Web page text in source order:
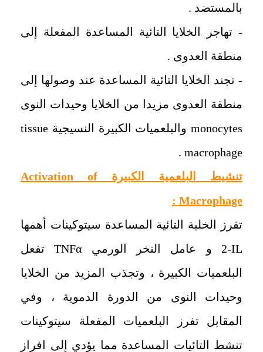
بالمستضد .
- تهاجر الخلايا التائية المساعدة المفعلة إلى
منطقة العدوى .
- تجند الخلايا التائية المساعدة عند وصولها إلى
منطقة العدوى مزيدا من الخلايا وحيدات النوى
monocytes والبلعميات الكبيرة النسيجية tissue
macrophage
.
تنشيط البلعمية الكبيرة Activation of
Macrophage
:
‏تفرز الخلية التائية المساعدة سيتوكينات أهمها
IL
-
2 و عامل النخر الورمي TNFαتفعل
البلعميات الكبيرة ، وتجذب المزيد من الخلايا
وحيدات النوى من الدورة الدموية ، وفي
المقابل تفرز البلعميات المفعلة سيتوكينات
تنشط التائيات المساعدة مما يؤدي إلى افراز